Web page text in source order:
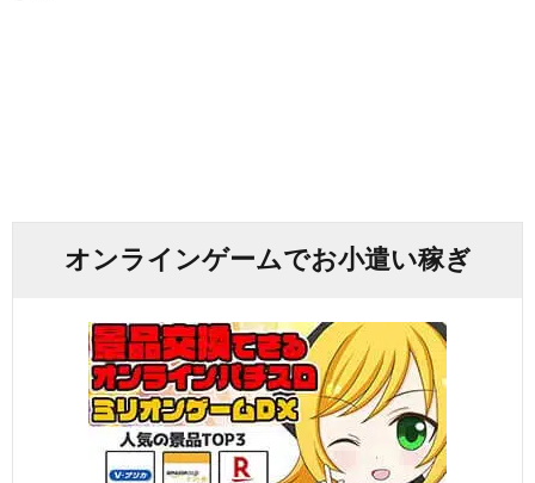
オンラインゲームでお小遣い稼ぎ